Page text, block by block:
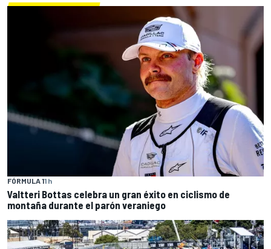
FÓRMULA 11 h
Valtteri Bottas celebra un gran éxito en ciclismo de
montaña durante el parón veraniego